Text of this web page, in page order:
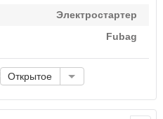
Электростартер
Fubag
Открытое